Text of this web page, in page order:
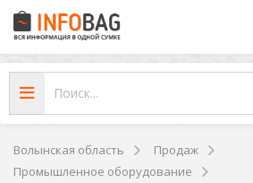
Волынская область
Продаж
Промышленное оборудование